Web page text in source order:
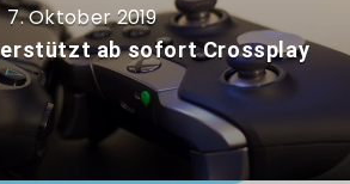
7. Oktober 2019
ab sofort Crossplay